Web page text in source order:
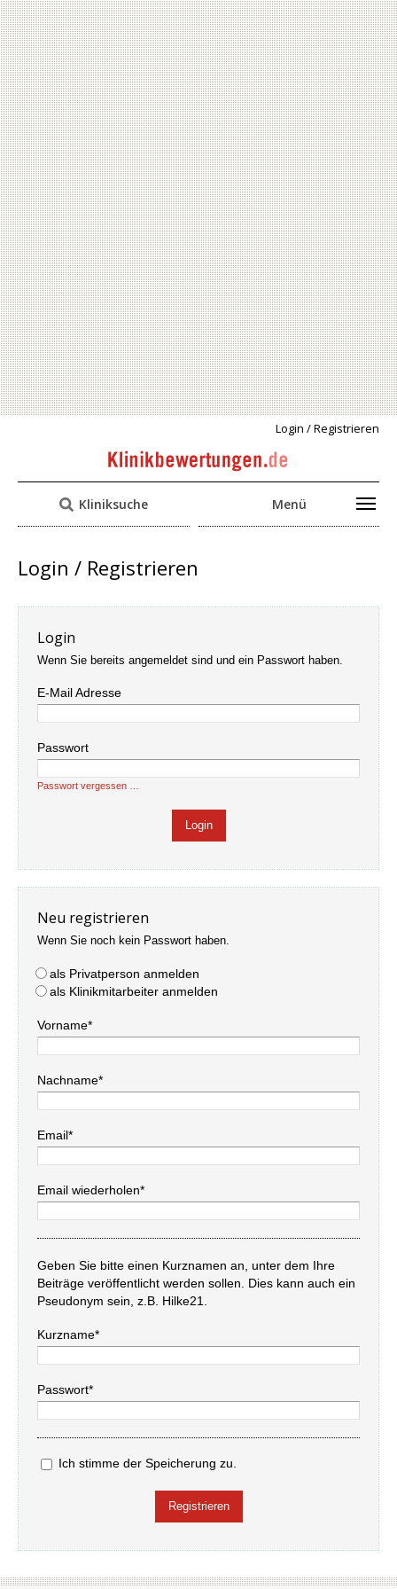
Login / Registrieren
Kliniksuche Menü
Login / Registrieren
Login
Wenn Sie bereits angemeldet sind und ein Passwort haben.
E-Mail Adresse
Passwort
Passwort vergessen …
Neu registrieren
Wenn Sie noch kein Passwort haben.
als Privatperson anmelden
als Klinikmitarbeiter anmelden
Vorname*
Nachname*
Email*
Email wiederholen*
Geben Sie bitte einen Kurznamen an, unter dem Ihre
Beiträge veröffentlicht werden sollen. Dies kann auch ein
Pseudonym sein, z.B. Hilke21.
Kurzname*
Passwort*
Ich stimme der Speicherung zu.